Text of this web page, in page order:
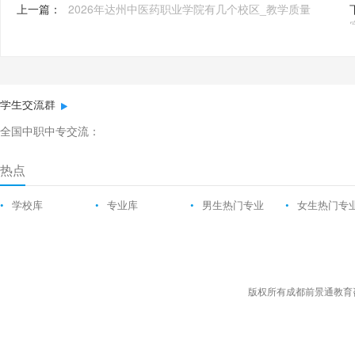
上一篇： 2026年达州中医药职业学院有几个校区_教学质量
学生交流群
全国中职中专交流：
热点
• 学校库 • 专业库 • 男生热门专业 • 女生热门专
版权所有成都前景通教